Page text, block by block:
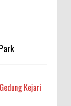
Kejari